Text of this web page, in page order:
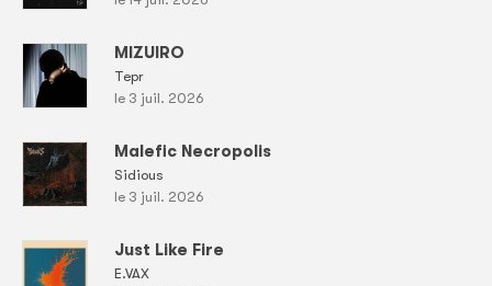
MIZUIRO
Tepr
le 3 juil. 2026
Malefic Necropolis
Sidious
le 3 juil. 2026
Just Like Fire
E.VAX